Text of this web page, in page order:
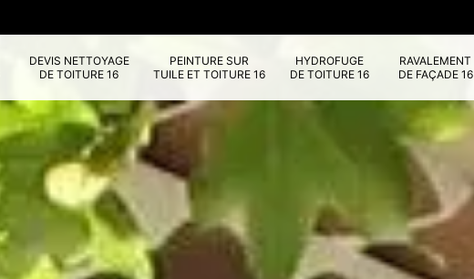
DEVIS NETTOYAGE
DE TOITURE 16
PEINTURE SUR
TUILE ET TOITURE 16
HYDROFUGE
DE TOITURE 16
RAVALEMENT
DE FAÇADE 16